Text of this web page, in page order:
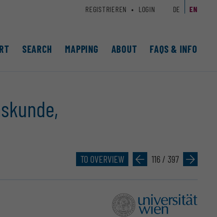
SEARCH MAPPING ABOUT FAQS & INFO
REGISTRIEREN LOGIN DE EN
TO OVERVIEW » 116 / 397 »